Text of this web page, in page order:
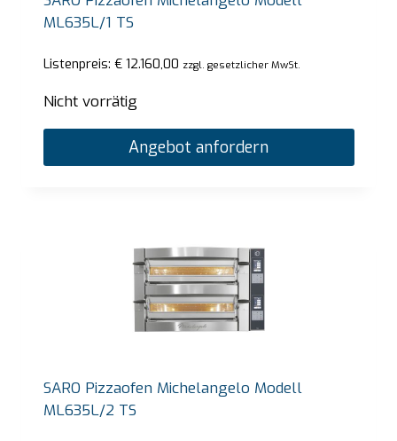
ML635L/1 TS
Listenpreis: €12.160,00 zzgl. gesetzlicher MwSt.
Nicht vorrätig
Angebot anfordern
SARO Pizzaofen Michelangelo Modell
ML635L/2 TS